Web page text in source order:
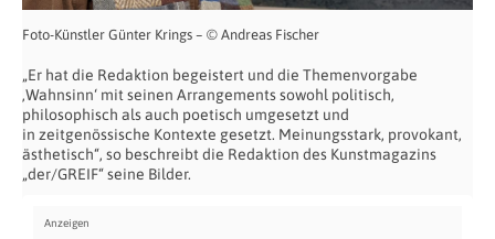
Foto-Künstler Günter Krings – © Andreas Fischer
„Er hat die Redaktion begeistert und die Themenvorgabe
‚Wahnsinn‘ mit seinen Arrangements sowohl politisch,
philosophisch als auch poetisch umgesetzt und
in zeitgenössische Kontexte gesetzt. Meinungsstark, provokant,
ästhetisch“, so beschreibt die Redaktion des Kunstmagazins
„der/GREIF“ seine Bilder.